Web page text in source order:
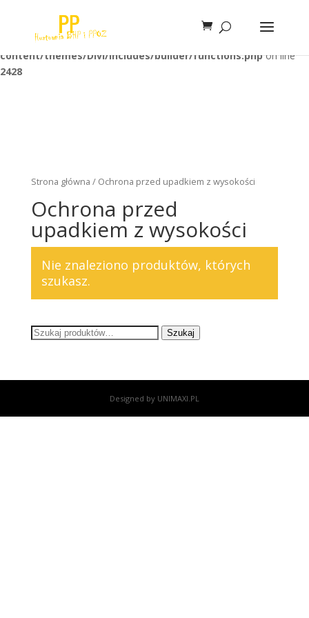
: Trying to access array offset on false in
/home/klient.dhosting.pl/unimaxi/bhppibo.pl/public_html/wp-
content/themes/Divi/includes/builder/functions.phpon line
2428
Strona główna / Ochrona przed upadkiem z wysokości
Ochrona przed
upadkiem z wysokości
Nie znaleziono produktów, których
szukasz.
Szukaj: Szukaj
Designed by UNIMAXI.PL